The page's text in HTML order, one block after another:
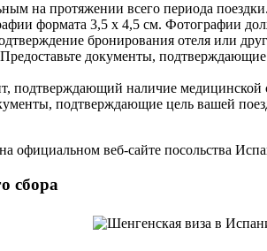
на протяжении всего периода
формата 3,5 х 4,5 см. Фотографии
бронирования отеля или
Предоставьте документы, подтверждающие
подтверждающий наличие
подтверждающие цель вашей
официальном веб-сайте посольства
сбора